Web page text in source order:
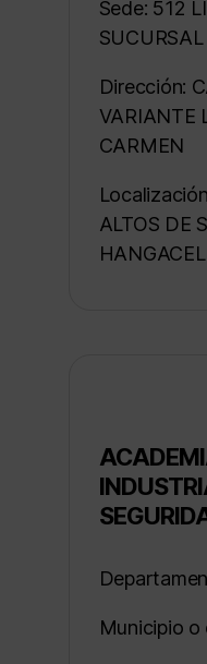
Sede: 512
Dirección:
VARIANTE
CARMEN
ALTOS DE
HANGACEL
Municipio o